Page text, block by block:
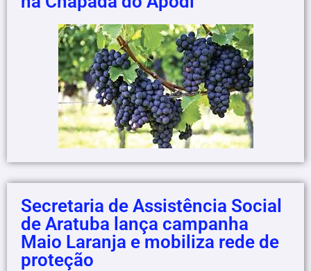
Secretaria de Assistência Social
de Aratuba lança campanha
Maio Laranja e mobiliza rede de
proteção